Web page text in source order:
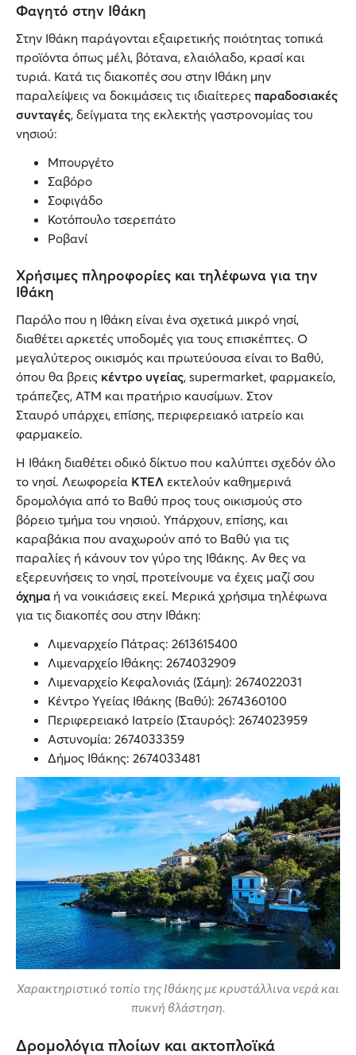
Φαγητό στην Ιθάκη
Στην Ιθάκη παράγονται εξαιρετικής ποιότητας τοπικά
προϊόντα όπως μέλι, βότανα, ελαιόλαδο, κρασί και
τυριά. Κατά τις διακοπές σου στην Ιθάκη μην
παραλείψεις να δοκιμάσεις τις ιδιαίτερες παραδοσιακές
συνταγές, δείγματα της εκλεκτής γαστρονομίας του
νησιού:
Μπουργέτο
Σαβόρο
Σοφιγάδο
Κοτόπουλο τσερεπάτο
Ροβανί
Χρήσιμες πληροφορίες και τηλέφωνα για την
Ιθάκη
Παρόλο που η Ιθάκη είναι ένα σχετικά μικρό νησί,
διαθέτει αρκετές υποδομές για τους επισκέπτες. Ο
μεγαλύτερος οικισμός και πρωτεύουσα είναι το Βαθύ,
όπου θα βρεις κέντρο υγείας, supermarket, φαρμακείο,
τράπεζες, ΑΤΜ και πρατήριο καυσίμων. Στον
Σταυρό υπάρχει, επίσης, περιφερειακό ιατρείο και
φαρμακείο.
Η Ιθάκη διαθέτει οδικό δίκτυο που καλύπτει σχεδόν όλο
το νησί. Λεωφορεία ΚΤΕΛ εκτελούν καθημερινά
δρομολόγια από το Βαθύ προς τους οικισμούς στο
βόρειο τμήμα του νησιού. Υπάρχουν, επίσης, και
καραβάκια που αναχωρούν από το Βαθύ για τις
παραλίες ή κάνουν τον γύρο της Ιθάκης. Αν θες να
εξερευνήσεις το νησί, προτείνουμε να έχεις μαζί σου
όχημαή να νοικιάσεις εκεί. Μερικά χρήσιμα τηλέφωνα
για τις διακοπές σου στην Ιθάκη:
Λιμεναρχείο Πάτρας: 2613615400
Λιμεναρχείο Ιθάκης: 2674032909
Λιμεναρχείο Κεφαλονιάς (Σάμη): 2674022031
Κέντρο Υγείας Ιθάκης (Βαθύ): 2674360100
Περιφερειακό Ιατρείο (Σταυρός): 2674023959
Αστυνομία: 2674033359
Δήμος Ιθάκης: 2674033481
Χαρακτηριστικό τοπίο της Ιθάκης με κρυστάλλινα νερά και
πυκνή βλάστηση.
Δρομολόγια πλοίων και ακτοπλοϊκά